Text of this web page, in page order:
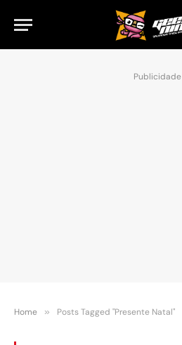
Publicidade
Home » Posts Tagged "Presente Natal"